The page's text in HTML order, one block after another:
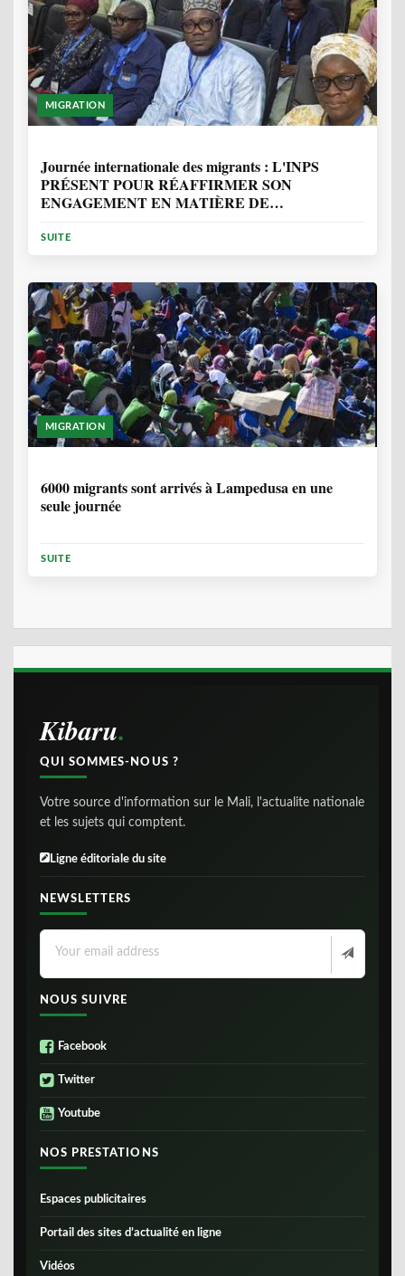
MIGRATION
Journée internationale des migrants : L'INPS
PRÉSENT POUR RÉAFFIRMER SON
ENGAGEMENT EN MATIÈRE DE
SUITE
MIGRATION
6000 migrants sont arrivés à Lampedusa en une
seule journée
SUITE
Kibaru
QUI SOMMES-NOUS ?
Votre source d'information sur le Mali, l'actualite nationale
et les sujets qui comptent.
Ligne éditoriale du site
NEWSLETTERS
NOUS SUIVRE
Facebook
Twitter
Youtube
NOS PRESTATIONS
Espaces publicitaires
Portail des sites d’actualité en ligne
Vidéos